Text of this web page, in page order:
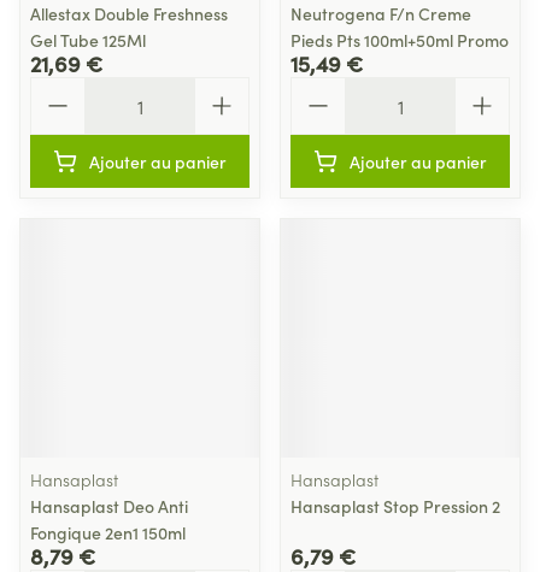
Allestax Double Freshness
Gel Tube 125Ml
21,69 €
Ajouter au panier
Neutrogena F/n Creme
Pieds Pts 100ml+50ml Promo
15,49 €
Ajouter au panier
Hansaplast
Hansaplast Deo Anti
Fongique 2en1 150ml
8,79 €
Hansaplast
Hansaplast Stop Pression 2
6,79 €